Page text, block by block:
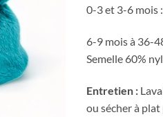
0-3 et 3-6 mois
6-9 mois à 36-
Semelle 60%
Entretien :
ou sécher à